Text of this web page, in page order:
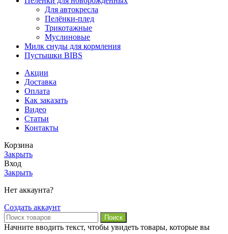
Для автокресла
Пелёнки-плед
Трикотажные
Муслиновые
Милк снуды для кормления
Пустышки BIBS
Акции
Доставка
Оплата
Как заказать
Видео
Статьи
Контакты
Корзина
Закрыть
Вход
Закрыть
Нет аккаунта?
Создать аккаунт
Поиск
Начните вводить текст, чтобы увидеть товары, которые вы